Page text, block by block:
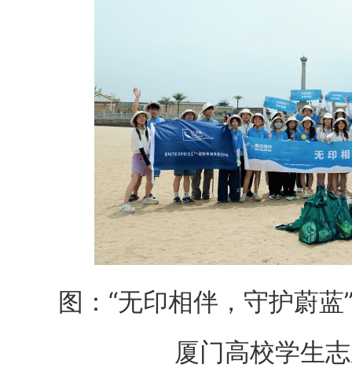
图：“无印相伴，守护蔚
厦门高校学生